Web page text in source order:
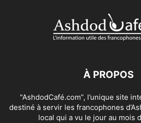
À PROPOS
"AshdodCafé.com”, l’unique site
destiné à servir les francophones
local qui a vu le jour au mois